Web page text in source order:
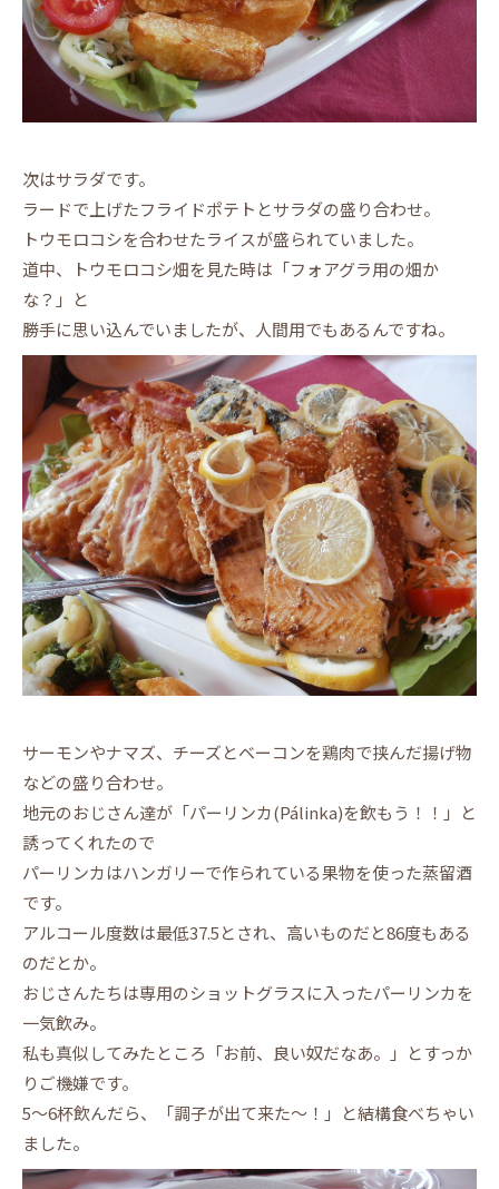
次はサラダです。
ラードで上げたフライドポテトとサラダの盛り合わせ。
トウモロコシを合わせたライスが盛られていました。
道中、トウモロコシ畑を見た時は「フォアグラ用の畑か
な？」と
勝手に思い込んでいましたが、人間用でもあるんですね。
サーモンやナマズ、チーズとベーコンを鶏肉で挟んだ揚げ物
などの盛り合わせ。
地元のおじさん達が「パーリンカ(Pálinka)を飲もう！！」と
誘ってくれたので
パーリンカはハンガリーで作られている果物を使った蒸留酒
です。
アルコール度数は最低37.5とされ、高いものだと86度もある
のだとか。
おじさんたちは専用のショットグラスに入ったパーリンカを
一気飲み。
私も真似してみたところ「お前、良い奴だなあ。」とすっか
りご機嫌です。
5～6杯飲んだら、「調子が出て来た～！」と結構食べちゃい
ました。